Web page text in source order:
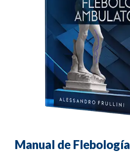
Manual de Flebología